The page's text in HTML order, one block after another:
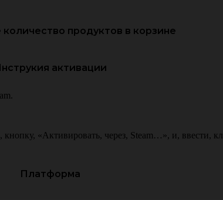
продуктов в корзине
активации
, кнопку, «Активировать, через, Steam…», и, ввести,
Платформа